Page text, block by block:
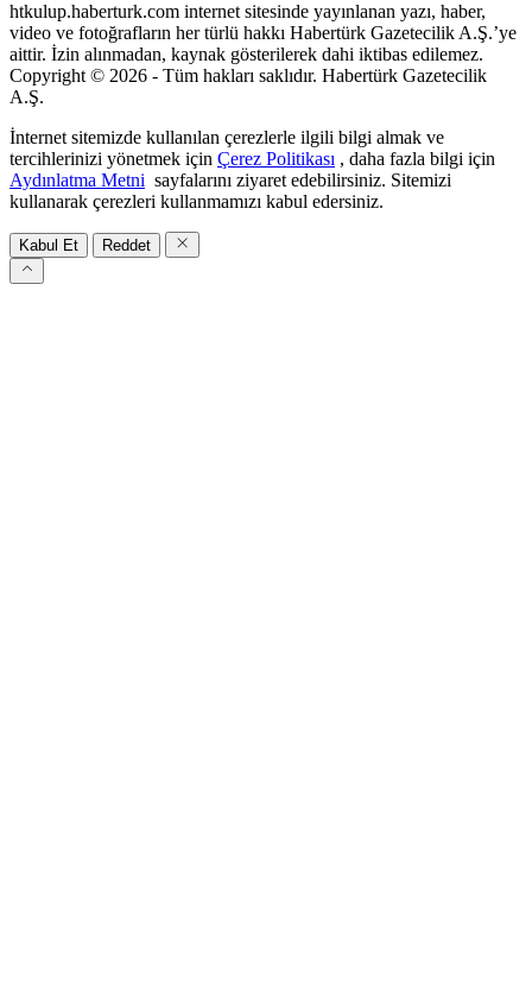
htkulup.haberturk.com internet sitesinde yayınlanan yazı, haber,
video ve fotoğrafların her türlü hakkı Habertürk Gazetecilik A.Ş.’ye
aittir. İzin alınmadan, kaynak gösterilerek dahi iktibas edilemez.
Copyright © 2026 - Tüm hakları saklıdır. Habertürk Gazetecilik
A.Ş.
İnternet sitemizde kullanılan çerezlerle ilgili bilgi almak ve
tercihlerinizi yönetmek için Çerez Politikası , daha fazla bilgi için
Aydınlatma Metni sayfalarını ziyaret edebilirsiniz. Sitemizi
kullanarak çerezleri kullanmamızı kabul edersiniz.
Kabul Et Reddet